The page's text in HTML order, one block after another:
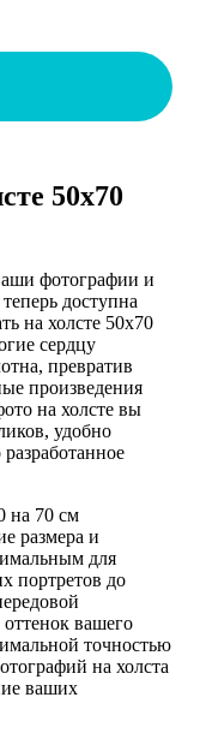
50х70
фотографии и
доступна
на холсте 50х70
сердцу
превратив
произведения
на холсте вы
удобно
на 70 см
размера и
для
портретов до
вашего
точностью
на холста
ваших